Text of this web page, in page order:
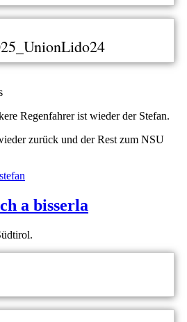
Regenfahrer ist wieder der Stefan.
zurück und der Rest zum NSU
stefan
a bisserla